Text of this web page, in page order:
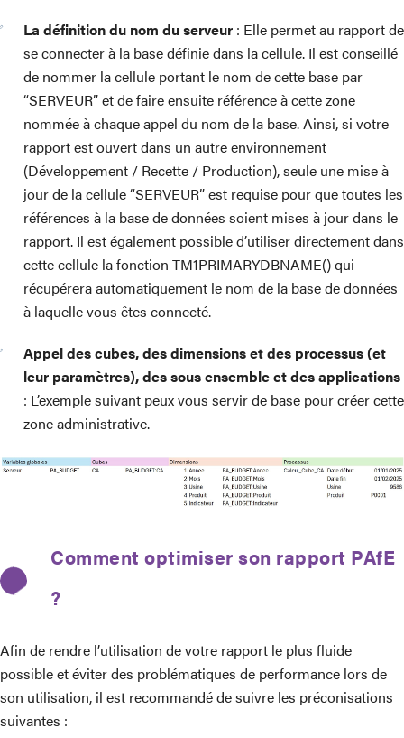
La définition du nom du serveur : Elle permet au rapport de
se connecter à la base définie dans la cellule. Il est conseillé
de nommer la cellule portant le nom de cette base par
“SERVEUR” et de faire ensuite référence à cette zone
nommée à chaque appel du nom de la base. Ainsi, si votre
rapport est ouvert dans un autre environnement
(Développement / Recette / Production), seule une mise à
jour de la cellule “SERVEUR” est requise pour que toutes les
références à la base de données soient mises à jour dans le
rapport. Il est également possible d’utiliser directement dans
cette cellule la fonction TM1PRIMARYDBNAME() qui
récupérera automatiquement le nom de la base de données
à laquelle vous êtes connecté.
Appel des cubes, des dimensions et des processus (et
leur paramètres), des sous ensemble et des applications
: L’exemple suivant peux vous servir de base pour créer cette
zone administrative.
Comment optimiser son rapport PAfE
?
Afin de rendre l’utilisation de votre rapport le plus fluide
possible et éviter des problématiques de performance lors de
son utilisation, il est recommandé de suivre les préconisations
suivantes :